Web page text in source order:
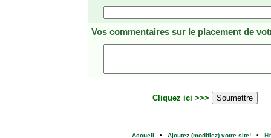
Vos commentaires sur le placement de
Cliquez ici >>>
Accueil • Ajoutez (modifiez) votre site!•